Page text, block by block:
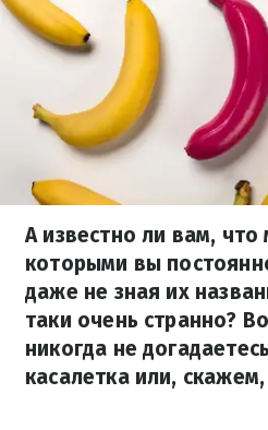
А известно ли вам,
которыми вы
даже не зная их
таки очень странно?
никогда не
касалетка или,